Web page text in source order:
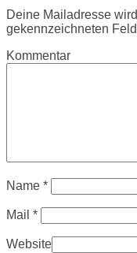
Deine Mailadresse
gekennzeichneten
Kommentar
Name *
Mail *
Website